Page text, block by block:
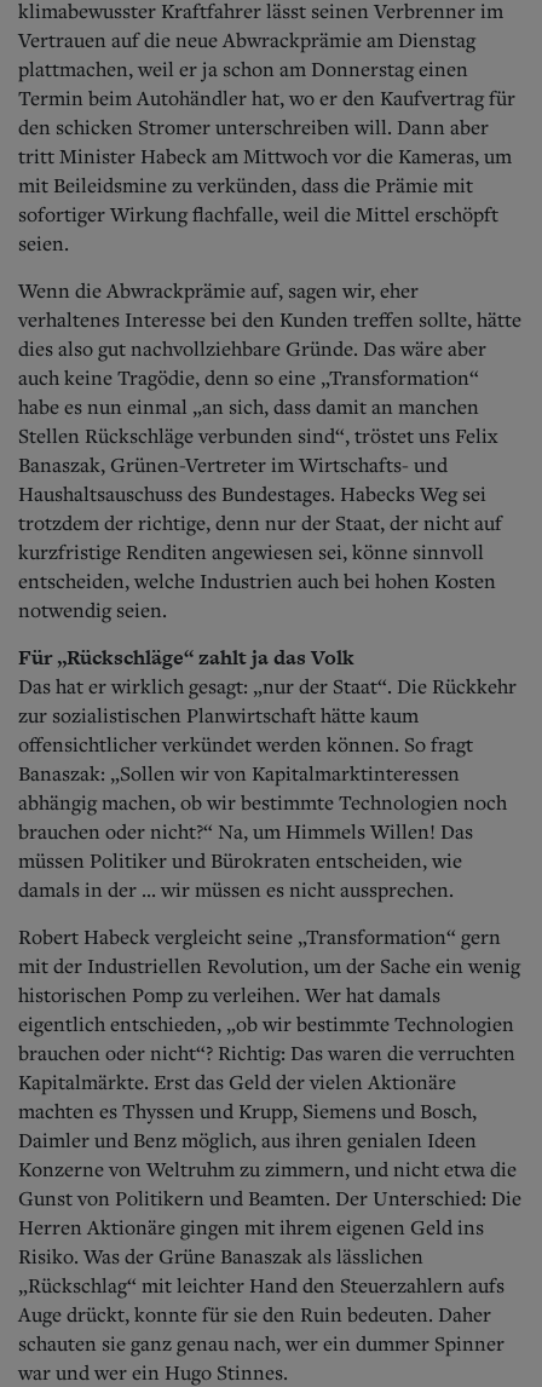
klimabewusster Kraftfahrer lässt seinen Verbrenner im
Vertrauen auf die neue Abwrackprämie am Dienstag
plattmachen, weil er ja schon am Donnerstag einen
Termin beim Autohändler hat, wo er den Kaufvertrag für
den schicken Stromer unterschreiben will. Dann aber
tritt Minister Habeck am Mittwoch vor die Kameras, um
mit Beileidsmine zu verkünden, dass die Prämie mit
sofortiger Wirkung flachfalle, weil die Mittel erschöpft
seien.
Wenn die Abwrackprämie auf, sagen wir, eher
verhaltenes Interesse bei den Kunden treffen sollte, hätte
dies also gut nachvollziehbare Gründe. Das wäre aber
auch keine Tragödie, denn so eine „Transformation“
habe es nun einmal „an sich, dass damit an manchen
Stellen Rückschläge verbunden sind“, tröstet uns Felix
Banaszak, Grünen-Vertreter im Wirtschafts- und
Haushaltsauschuss des Bundestages. Habecks Weg sei
trotzdem der richtige, denn nur der Staat, der nicht auf
kurzfristige Renditen angewiesen sei, könne sinnvoll
entscheiden, welche Industrien auch bei hohen Kosten
notwendig seien.
Für „Rückschläge“ zahlt ja das Volk
Das hat er wirklich gesagt: „nur der Staat“. Die Rückkehr
zur sozialistischen Planwirtschaft hätte kaum
offensichtlicher verkündet werden können. So fragt
Banaszak: „Sollen wir von Kapitalmarktinteressen
abhängig machen, ob wir bestimmte Technologien noch
brauchen oder nicht?“ Na, um Himmels Willen! Das
müssen Politiker und Bürokraten entscheiden, wie
damals in der ... wir müssen es nicht aussprechen.
Robert Habeck vergleicht seine „Transformation“ gern
mit der Industriellen Revolution, um der Sache ein wenig
historischen Pomp zu verleihen. Wer hat damals
eigentlich entschieden, „ob wir bestimmte Technologien
brauchen oder nicht“? Richtig: Das waren die verruchten
Kapitalmärkte. Erst das Geld der vielen Aktionäre
machten es Thyssen und Krupp, Siemens und Bosch,
Daimler und Benz möglich, aus ihren genialen Ideen
Konzerne von Weltruhm zu zimmern, und nicht etwa die
Gunst von Politikern und Beamten. Der Unterschied: Die
Herren Aktionäre gingen mit ihrem eigenen Geld ins
Risiko. Was der Grüne Banaszak als lässlichen
„Rückschlag“ mit leichter Hand den Steuerzahlern aufs
Auge drückt, konnte für sie den Ruin bedeuten. Daher
schauten sie ganz genau nach, wer ein dummer Spinner
war und wer ein Hugo Stinnes.